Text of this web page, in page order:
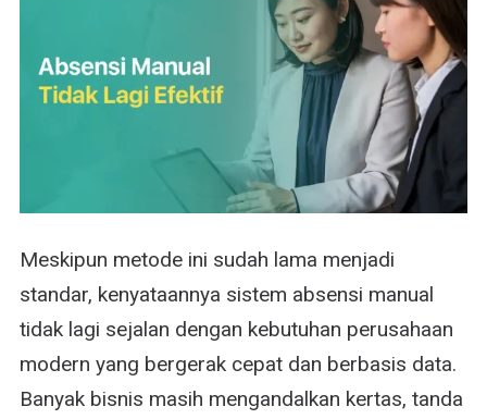
Meskipun metode ini sudah lama menjadi
standar, kenyataannya sistem absensi manual
tidak lagi sejalan dengan kebutuhan perusahaan
modern yang bergerak cepat dan berbasis data.
Banyak bisnis masih mengandalkan kertas, tanda